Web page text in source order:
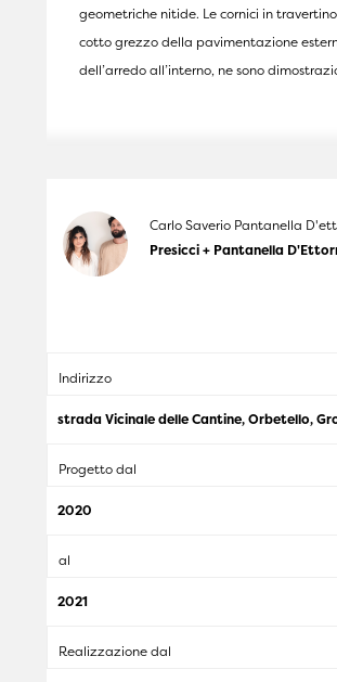
geometriche nitide. Le cornici in
cotto grezzo della pavimentazione
dell’arredo all’interno, ne sono
Carlo Saverio Pantanella
Presicci + Pantanella
Indirizzo
strada Vicinale delle Cantine, Orbetello,
Progetto dal
2020
al
2021
Realizzazione dal